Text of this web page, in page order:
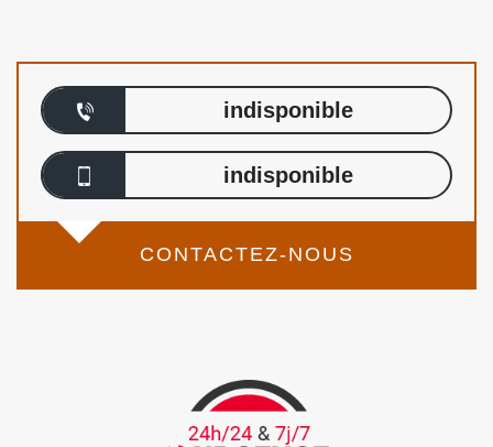
indisponible
indisponible
CONTACTEZ-NOUS